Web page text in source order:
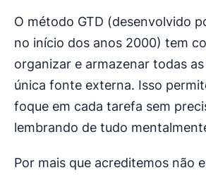
O método GTD (desenvolvido
no início dos anos 2000) tem
organizar e armazenar todas
única fonte externa. Isso
foque em cada tarefa sem
lembrando de tudo
Por mais que acreditemos não